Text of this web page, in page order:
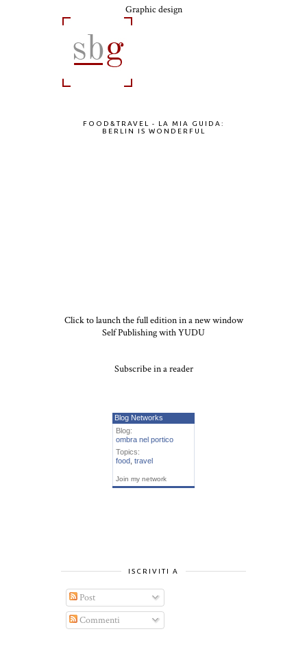
Graphic design
FOOD&TRAVEL - LA MIA GUIDA:
BERLIN IS WONDERFUL
Click to launch the full edition in a new window
Self Publishing with YUDU
Subscribe in a reader
Blog Networks
Blog:
ombra nel portico
Topics:
food travel
Join my network
ISCRIVITI A
Post
Commenti